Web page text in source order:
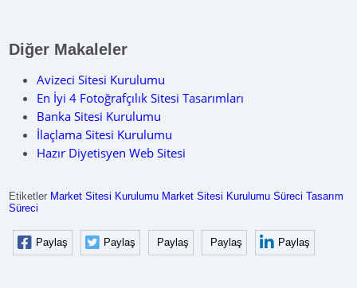
Diğer Makaleler
Avizeci Sitesi Kurulumu
En İyi 4 Fotoğrafçılık Sitesi Tasarımları
Banka Sitesi Kurulumu
İlaçlama Sitesi Kurulumu
Hazır Diyetisyen Web Sitesi
Etiketler Market Sitesi Kurulumu Market Sitesi Kurulumu Süreci Tasarım
Süreci
Paylaş Paylaş Paylaş Paylaş Paylaş